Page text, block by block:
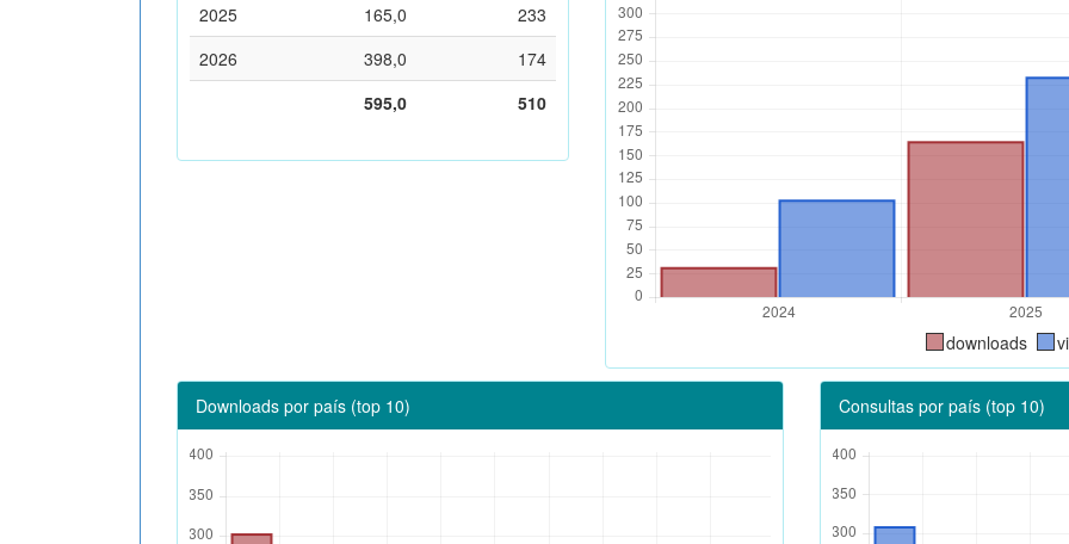
2025
165,0
233
2026
398,0
174
595,0
510
downloads
Downloads por país (top 10) Consultas por país (top 10)